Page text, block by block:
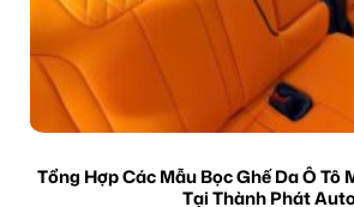
Tổng Hợp Các Mẫu Bọc Ghế Da Ô Tô
Tại Thành Phát